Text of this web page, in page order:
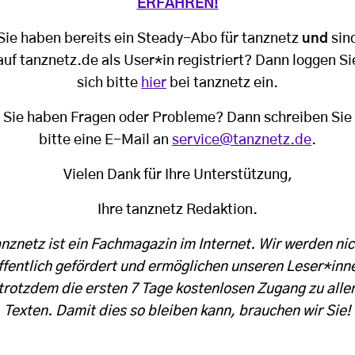
ERFAHREN!
haben bereits ein Steady-Abo für tanznetz und
tanznetz.de als User*in registriert? Dann loggen
sich bitte hier bei tanznetz ein.
Sie haben Fragen oder Probleme? Dann schreiben Sie
bitte eine E-Mail an service@tanznetz.de.
Vielen Dank für Ihre Unterstützung,
Ihre tanznetz Redaktion.
ist ein Fachmagazin im Internet. Wir werden
gefördert und ermöglichen unseren
die ersten 7 Tage kostenlosen Zugang zu
Texten. Damit dies so bleiben kann, brauchen wir Sie!